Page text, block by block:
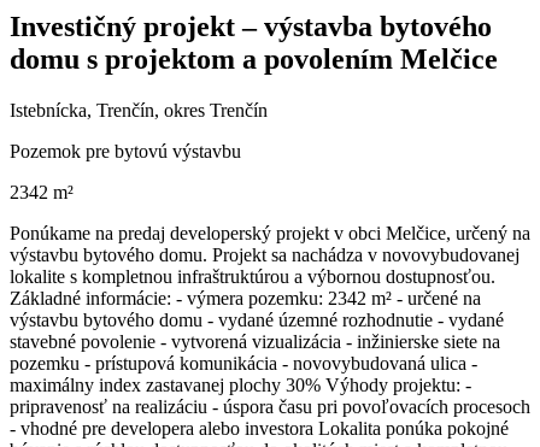
Investičný projekt – výstavba bytového
domu s projektom a povolením Melčice
Istebnícka, Trenčín, okres Trenčín
Pozemok pre bytovú výstavbu
2342 m²
Ponúkame na predaj developerský projekt v obci Melčice, určený na
výstavbu bytového domu. Projekt sa nachádza v novovybudovanej
lokalite s kompletnou infraštruktúrou a výbornou dostupnosťou.
Základné informácie: - výmera pozemku: 2342 m² - určené na
výstavbu bytového domu - vydané územné rozhodnutie - vydané
stavebné povolenie - vytvorená vizualizácia - inžinierske siete na
pozemku - prístupová komunikácia - novovybudovaná ulica -
maximálny index zastavanej plochy 30% Výhody projektu: -
pripravenosť na realizáciu - úspora času pri povoľovacích procesoch
- vhodné pre developera alebo investora Lokalita ponúka pokojné